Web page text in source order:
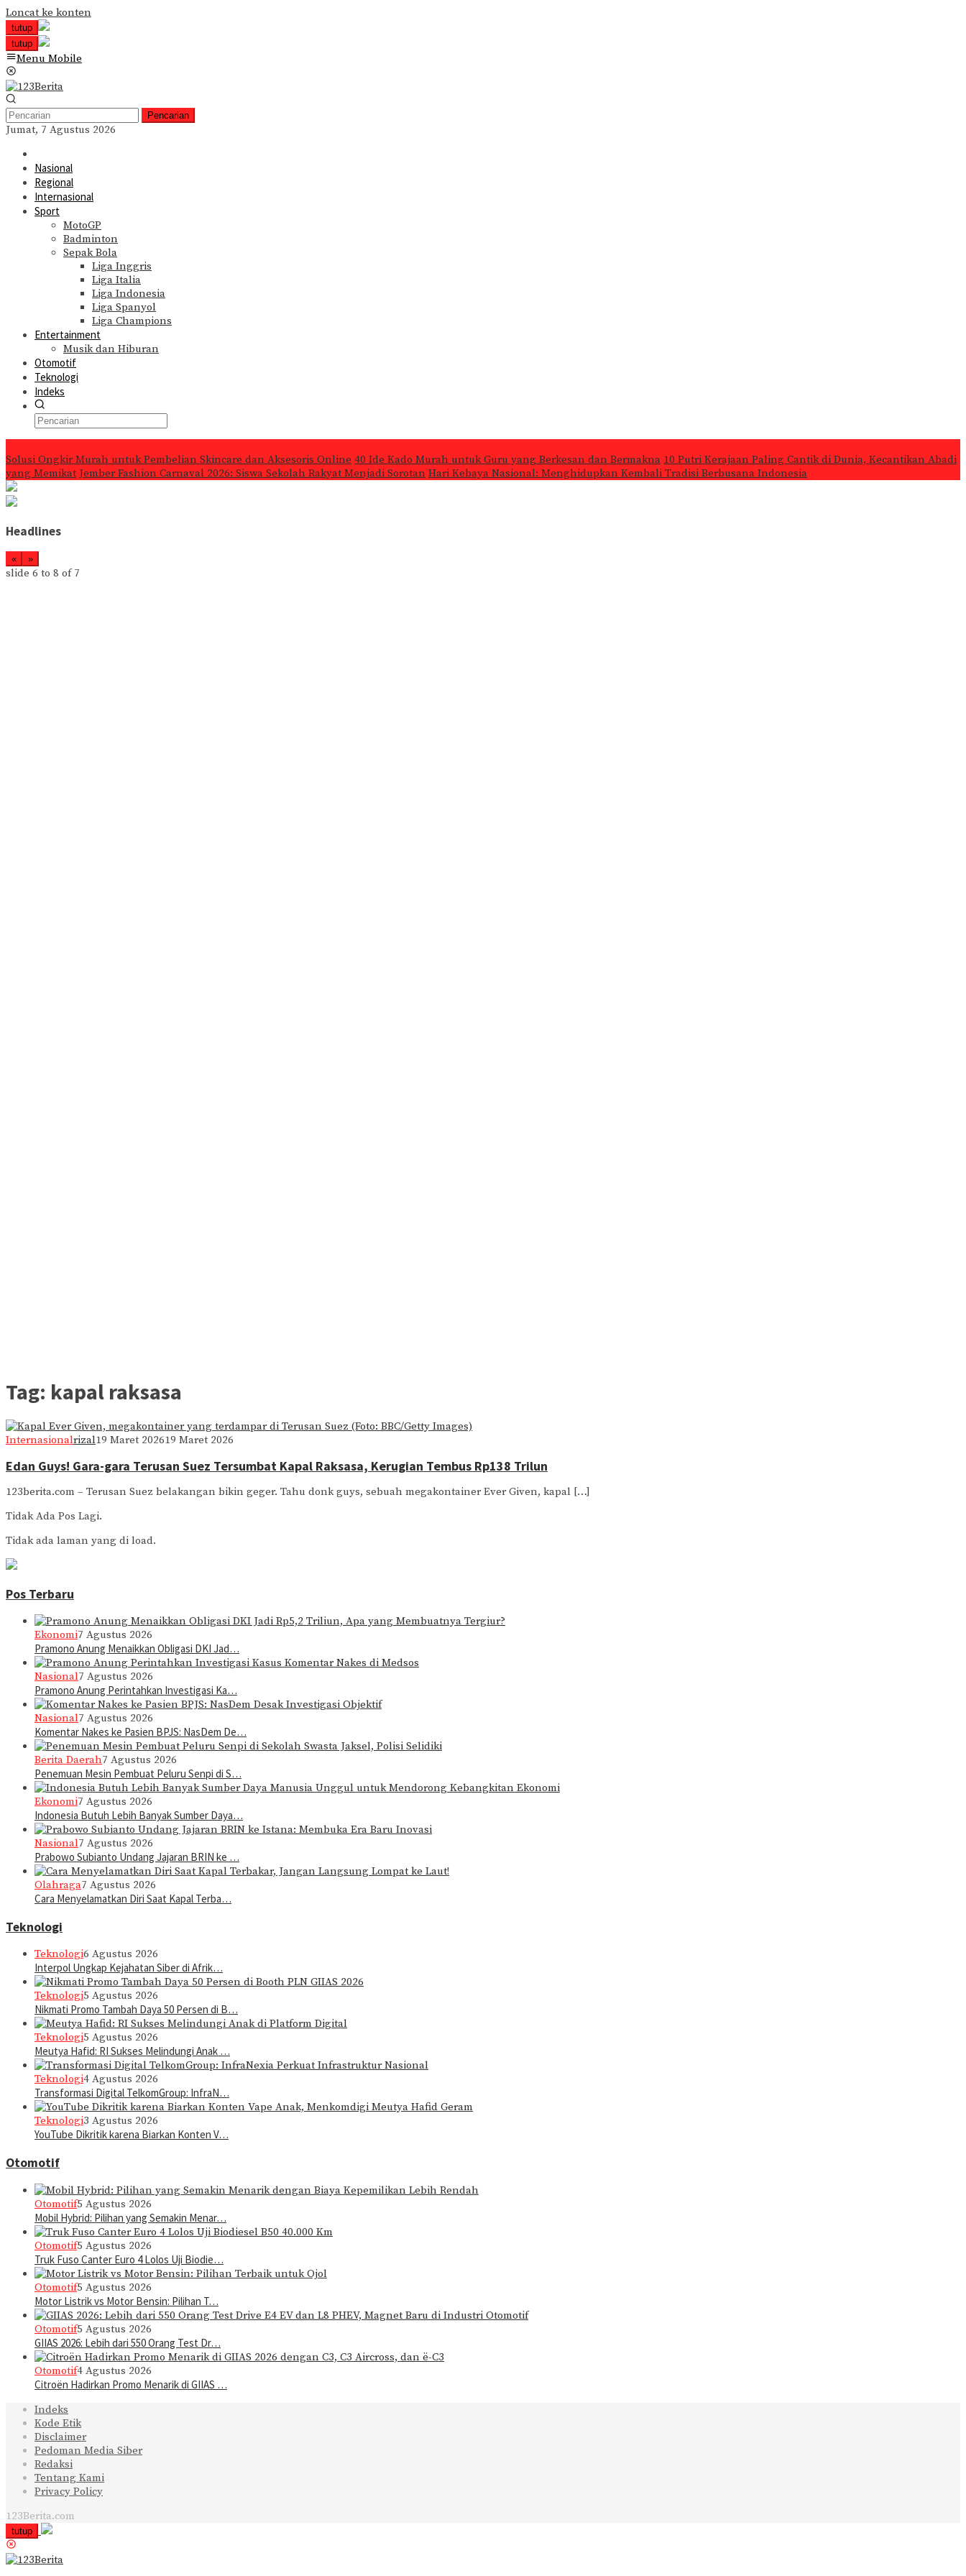
Loncat ke konten
tutup
tutup
Menu Mobile
Pencarian
Jumat, 7 Agustus 2026
Nasional
Regional
Internasional
Sport
MotoGP
Badminton
Sepak Bola
Liga Inggris
Liga Italia
Liga Indonesia
Liga Spanyol
Liga Champions
Entertainment
Musik dan Hiburan
Otomotif
Teknologi
Indeks
Solusi Ongkir Murah untuk Pembelian Skincare dan Aksesoris Online 40 Ide Kado Murah untuk Guru yang Berkesan dan Bermakna 10 Putri Kerajaan Paling Cantik di Dunia, Kecantikan Abadi
yang Memikat Jember Fashion Carnaval 2026: Siswa Sekolah Rakyat Menjadi Sorotan Hari Kebaya Nasional: Menghidupkan Kembali Tradisi Berbusana Indonesia
Headlines
« »
slide 6 to 8 of 7
Tag: kapal raksasa
Internasionalrizal19 Maret 202619 Maret 2026
Edan Guys! Gara-gara Terusan Suez Tersumbat Kapal Raksasa, Kerugian Tembus Rp138 Trilun
123berita.com – Terusan Suez belakangan bikin geger. Tahu donk guys, sebuah megakontainer Ever Given, kapal […]
Tidak Ada Pos Lagi.
Tidak ada laman yang di load.
Pos Terbaru
Ekonomi7 Agustus 2026
Pramono Anung Menaikkan Obligasi DKI Jad…
Nasional7 Agustus 2026
Pramono Anung Perintahkan Investigasi Ka…
Nasional7 Agustus 2026
Komentar Nakes ke Pasien BPJS: NasDem De…
Berita Daerah7 Agustus 2026
Penemuan Mesin Pembuat Peluru Senpi di S…
Ekonomi7 Agustus 2026
Indonesia Butuh Lebih Banyak Sumber Daya…
Nasional7 Agustus 2026
Prabowo Subianto Undang Jajaran BRIN ke …
Olahraga7 Agustus 2026
Cara Menyelamatkan Diri Saat Kapal Terba…
Teknologi
Teknologi6 Agustus 2026
Interpol Ungkap Kejahatan Siber di Afrik…
Teknologi5 Agustus 2026
Nikmati Promo Tambah Daya 50 Persen di B…
Teknologi5 Agustus 2026
Meutya Hafid: RI Sukses Melindungi Anak …
Teknologi4 Agustus 2026
Transformasi Digital TelkomGroup: InfraN…
Teknologi3 Agustus 2026
YouTube Dikritik karena Biarkan Konten V…
Otomotif
Otomotif5 Agustus 2026
Mobil Hybrid: Pilihan yang Semakin Menar…
Otomotif5 Agustus 2026
Truk Fuso Canter Euro 4 Lolos Uji Biodie…
Otomotif5 Agustus 2026
Motor Listrik vs Motor Bensin: Pilihan T…
Otomotif5 Agustus 2026
GIIAS 2026: Lebih dari 550 Orang Test Dr…
Otomotif4 Agustus 2026
Citroën Hadirkan Promo Menarik di GIIAS …
Indeks
Kode Etik
Disclaimer
Pedoman Media Siber
Redaksi
Tentang Kami
Privacy Policy
123Berita.com
tutup